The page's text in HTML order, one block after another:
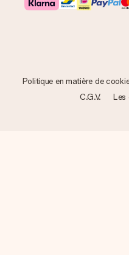
Politique en matière de
C.G.V.
Les